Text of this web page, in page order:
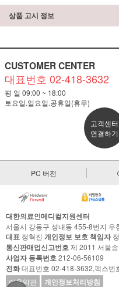
상품 고시 정보
CUSTOMER CENTER
대표번호 02-418-3632
평 일 09:00 ~ 18:00
토요일.일요일.공휴일(휴무)
고객센터
연결하기
PC 버전
대한의료인메디컬지원센터
서울시 강동구 성내동 455-8번지 우
대표 정혁진 개인정보 보호 책임자
통신판매업신고번호제 2011 서울
사업자 등록번호212-06-56109
전화대표번호 02-418-3632,팩스번
이용약관
개인정보처리방침